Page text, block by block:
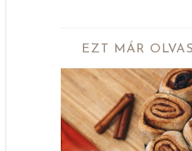
EZT MÁR